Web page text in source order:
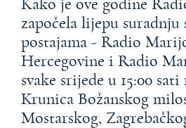
Kako je ove godine
započela lijepu suradnju
postajama - Radio
Hercegovine i Radio
svake srijede u 15:00
Krunica Božanskog
Mostarskog,